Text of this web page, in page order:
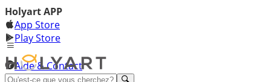
Holyart APP
App Store
Play Store
Aide & Contact
Découvrez Premium